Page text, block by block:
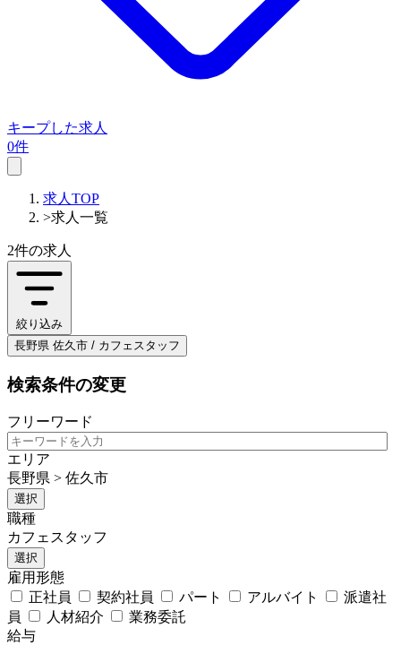
キープした求人
0件
求人TOP
>求人一覧
2件の求人
絞り込み
長野県 佐久市 / カフェスタッフ
検索条件の変更
フリーワード
エリア
長野県 > 佐久市
選択
職種
カフェスタッフ
選択
雇用形態
正社員
契約社員 パート アルバイト
派遣社
員
人材紹介
業務委託
給与